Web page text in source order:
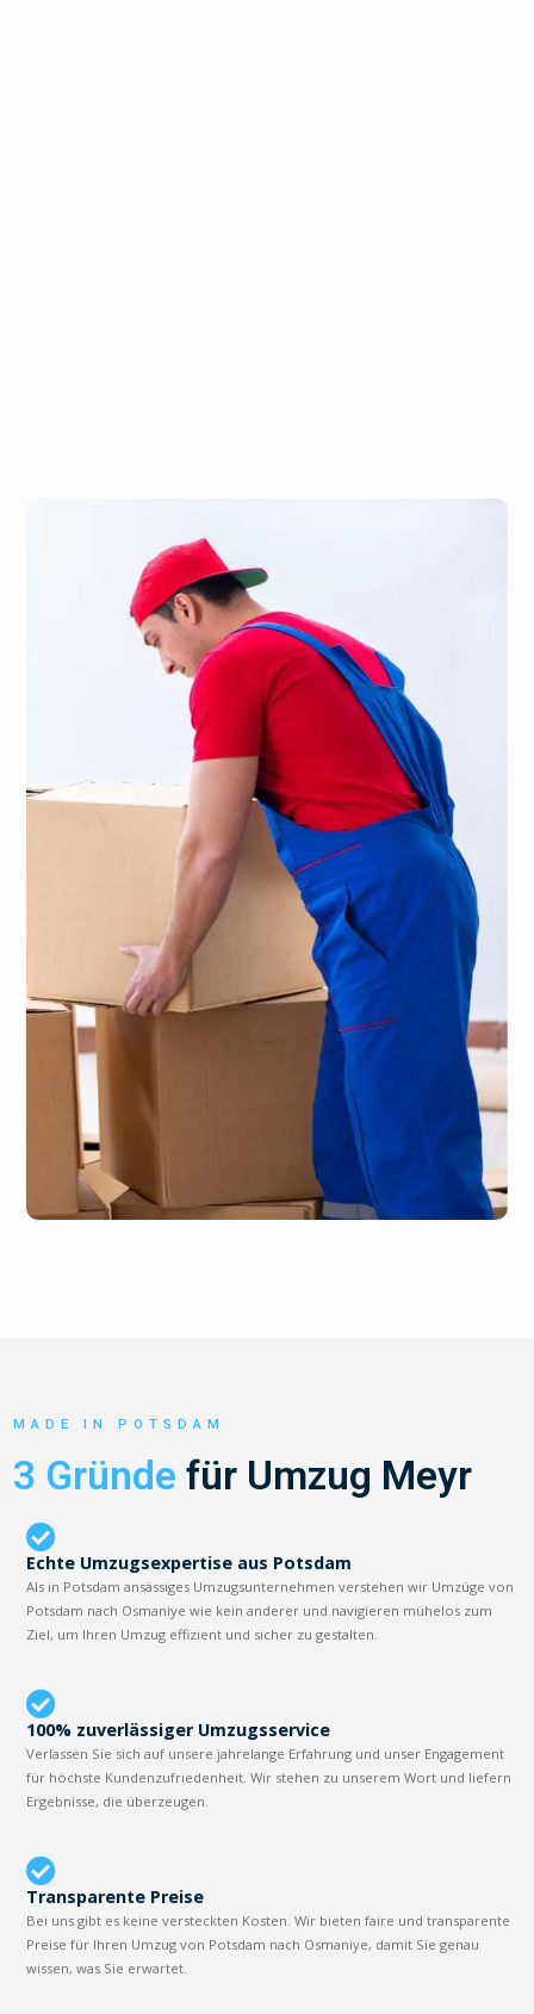
MADE IN POTSDAM
3 Gründe für Umzug Meyr
Echte Umzugsexpertise aus Potsdam
Als in Potsdam ansässiges Umzugsunternehmen verstehen wir Umzüge von
Potsdam nach Osmaniye wie kein anderer und navigieren mühelos zum
Ziel, um Ihren Umzug effizient und sicher zu gestalten.
100% zuverlässiger Umzugsservice
Verlassen Sie sich auf unsere jahrelange Erfahrung und unser Engagement
für höchste Kundenzufriedenheit. Wir stehen zu unserem Wort und liefern
Ergebnisse, die überzeugen.
Transparente Preise
Bei uns gibt es keine versteckten Kosten. Wir bieten faire und transparente
Preise für Ihren Umzug von Potsdam nach Osmaniye, damit Sie genau
wissen, was Sie erwartet.